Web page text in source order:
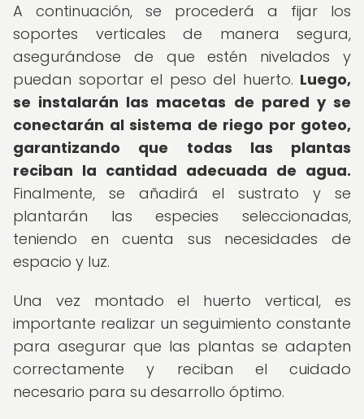
A continuación, se procederá a fijar los
soportes verticales de manera segura,
asegurándose de que estén nivelados y
puedan soportar el peso del huerto. Luego,
se instalarán las macetas de pared y se
conectarán al sistema de riego por goteo,
garantizando que todas las plantas
reciban la cantidad adecuada de agua.
Finalmente, se añadirá el sustrato y se
plantarán las especies seleccionadas,
teniendo en cuenta sus necesidades de
espacio y luz.
Una vez montado el huerto vertical, es
importante realizar un seguimiento constante
para asegurar que las plantas se adapten
correctamente y reciban el cuidado
necesario para su desarrollo óptimo.